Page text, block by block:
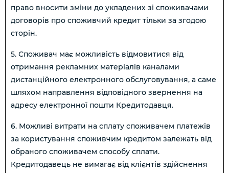
право вносити зміни до укладених зі споживачами
договорів про споживчий кредит тільки за згодою
сторін.
5. Споживач має можливість відмовитися від
отримання рекламних матеріалів каналами
дистанційного електронного обслуговування, а саме
шляхом направлення відповідного звернення на
адресу електронної пошти Кредитодавця.
6. Можливі витрати на сплату споживачем платежів
за користування споживчим кредитом залежать від
обраного споживачем способу сплати.
Кредитодавець не вимагає від клієнтів здійснення